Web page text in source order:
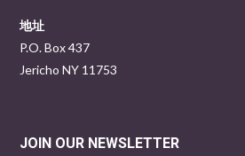
地址
P.O. Box 437
Jericho NY 11753
JOIN OUR NEWSLETTER